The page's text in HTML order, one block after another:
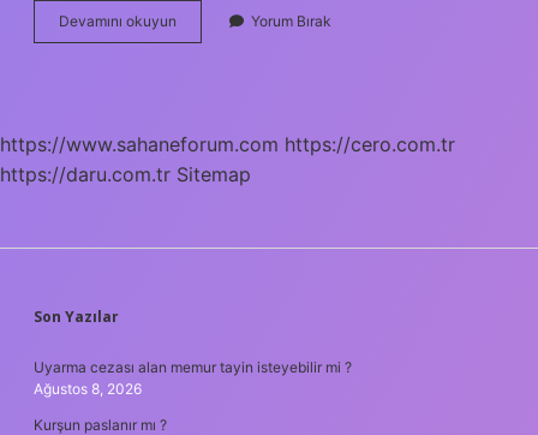
Devamını okuyun
Ay
Mı
Yorum Bırak
https://www.sahaneforum.com https://cero.com.tr
https://daru.com.tr Sitemap
SIDEBAR
Son Yazılar
Uyarma cezası alan memur tayin isteyebilir mi ?
Ağustos 8, 2026
Kurşun paslanır mı ?